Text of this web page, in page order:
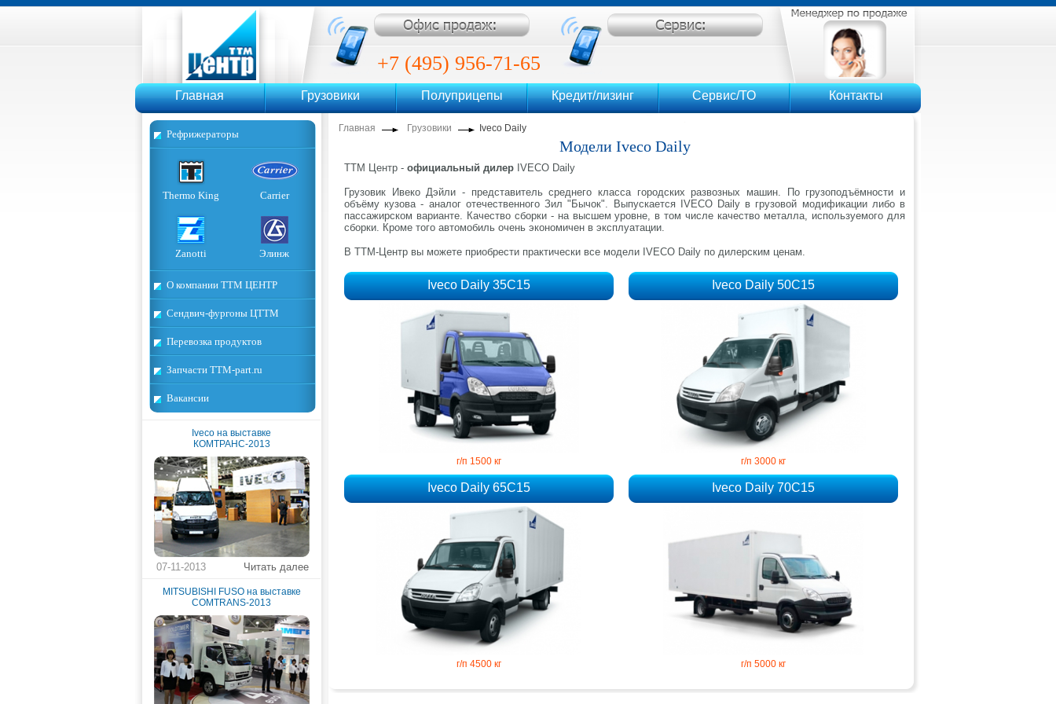
+7 (495) 956-71-65
+7 (495) 956-71-69
Главная Грузовики Полуприцепы Кредит/лизинг Сервис/ТО Контакты
Главная Грузовики Iveco Daily
Модели Iveco Daily
ТТМ Центр - официальный дилер IVECO Daily
Грузовик Ивеко Дэйли - представитель среднего класса городских развозных машин. По грузоподъёмности и
объёму кузова - аналог отечественного Зил "Бычок". Выпускается IVECO Daily в грузовой модификации либо в
пассажирском варианте. Качество сборки - на высшем уровне, в том числе качество металла, используемого для
сборки. Кроме того автомобиль очень экономичен в эксплуатации.
В ТТМ-Центр вы можете приобрести практически все модели IVECO Daily по дилерским ценам.
Iveco Daily 35C15
г/п 1500 кг
Iveco Daily 50C15
г/п 3000 кг
Iveco Daily 65C15
г/п 4500 кг
Iveco Daily 70C15
г/п 5000 кг
Рефрижераторы
Thermo King Carrier
Zanotti Элинж
О компании ТТМ ЦЕНТР
Сендвич-фургоны ЦТТМ
Перевозка продуктов
Запчасти TTM-part.ru
Вакансии
Iveco на выставке
КОМТРАНС-2013
Читать далее
07-11-2013
MITSUBISHI FUSO на выставке
COMTRANS-2013